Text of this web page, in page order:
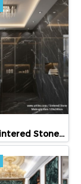
120X240 Sintered Stone Midnight Vein (H.G)